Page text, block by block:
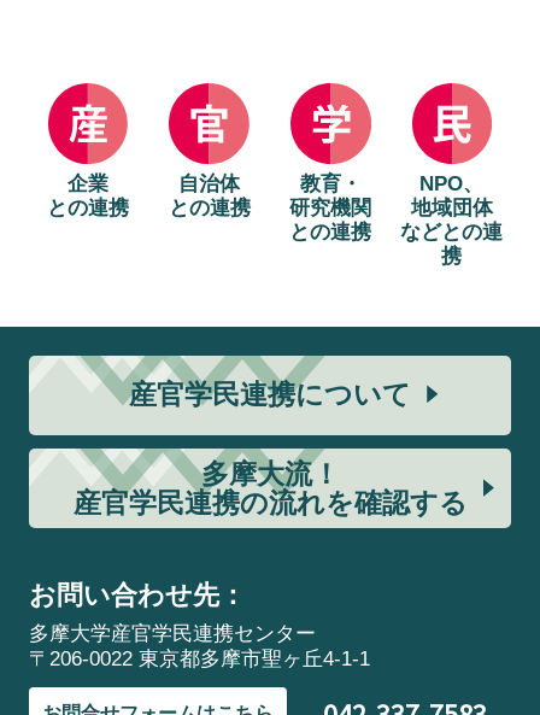
企業
との連携
自治体
との連携
教育・
研究機関
との連携
NPO、
地域団体
などとの連
携
産官学民連携について
多摩大流！
産官学民連携の流れを確認する
お問い合わせ先：
多摩大学産官学民連携センター
〒206-0022 東京都多摩市聖ヶ丘4-1-1